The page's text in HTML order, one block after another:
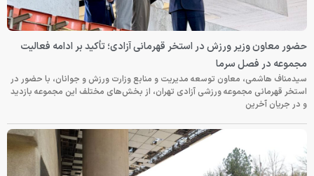
حضور معاون وزیر ورزش در استخر قهرمانی آزادی؛ تأکید بر ادامه فعالیت
مجموعه در فصل سرما
سیدمناف هاشمی، معاون توسعه مدیریت و منابع وزارت ورزش و جوانان، با حضور در
استخر قهرمانی مجموعه ورزشی آزادی تهران، از بخش‌های مختلف این مجموعه بازدید
و در جریان آخرین